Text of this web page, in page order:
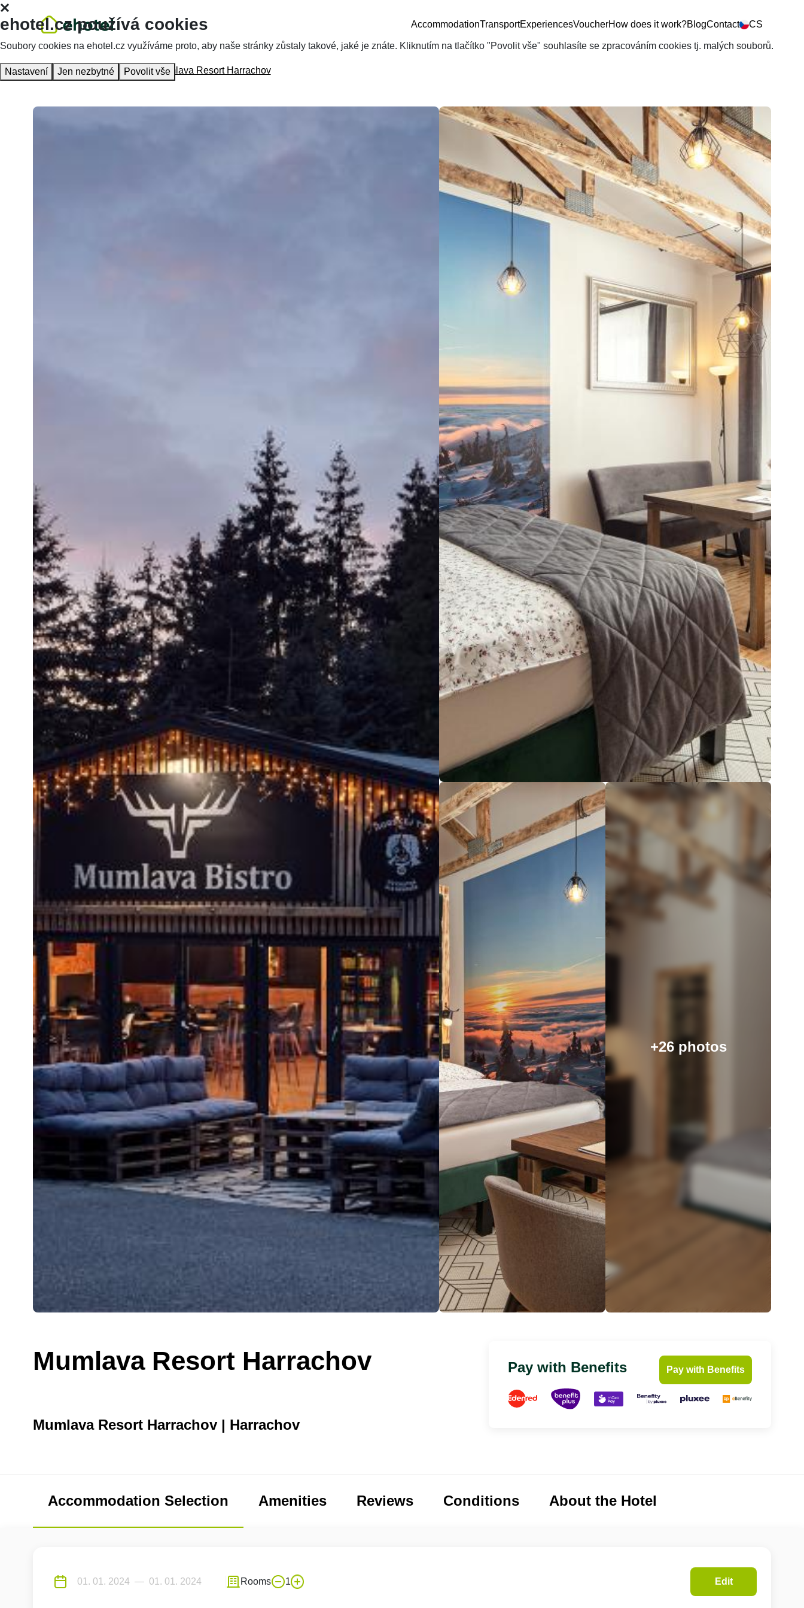
AccommodationTransportExperiencesVoucherHow does it work?BlogContact CS
Homepage Accommodation Mumlava Resort Harrachov
+26 photos
Mumlava Resort Harrachov
Mumlava Resort Harrachov | Harrachov
Pay with Benefits Pay with Benefits
Accommodation Selection Amenities Reviews Conditions About the Hotel
Rooms 1 Edit
ehotel.cz používá cookies
Soubory cookies na ehotel.cz využíváme proto, aby naše stránky zůstaly takové, jaké je znáte. Kliknutím na tlačítko "Povolit vše" souhlasíte se zpracováním cookies tj. malých souborů.
Nastavení Jen nezbytné Povolit vše